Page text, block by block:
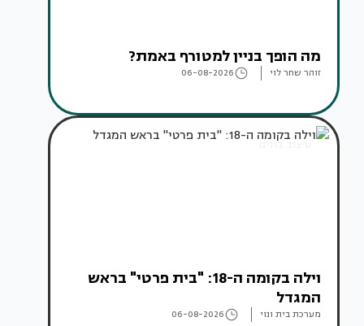
מה הופך בניין למטורף באמת?
זוהר שחר לוי 06-08-2026
עיצוב בתים
וילה בקומה ה-18: "בית פרטי" בראש
המגדל
מערכת בית ונוי 06-08-2026